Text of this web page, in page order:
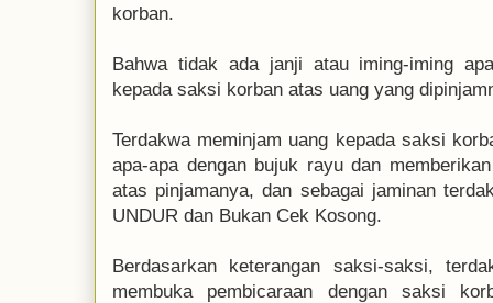
korban.
Bahwa tidak ada janji atau iming-iming
kepada saksi korban atas uang yang
Terdakwa meminjam uang kepada saksi
apa-apa dengan bujuk rayu dan
atas pinjamanya, dan sebagai jaminan
UNDUR dan Bukan Cek Kosong.
Berdasarkan keterangan saksi-saksi,
membuka pembicaraan dengan saksi